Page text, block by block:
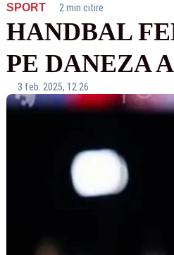
SPORT· 2 min citire
HANDBAL
PE DANEZA
3 feb. 2025, 12:26